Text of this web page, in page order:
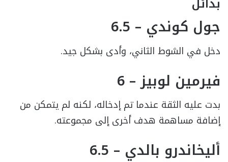
جول كوندي – 6.5
دخل في الشوط الثاني، وأدى بشكل جيد.
فيرمين لوبيز – 6
بدت عليه الثقة عندما تم إدخاله، لكنه لم يتمكن من
إضافة مساهمة هدف أخرى إلى مجموعته.
أليخاندرو بالدي – 6.5